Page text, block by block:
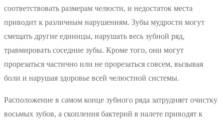
соответствовать размерам челюсти, и недостаток места
приводит к различным нарушениям. Зубы мудрости могут
смещать другие единицы, нарушать весь зубной ряд,
травмировать соседние зубы. Кроме того, они могут
прорезаться частично или не прорезаться совсем, вызывая
боли и нарушая здоровье всей челюстной системы.
Расположение в самом конце зубного ряда затрудняет очистку
восьмых зубов, а скопления бактерий в налете приводят к